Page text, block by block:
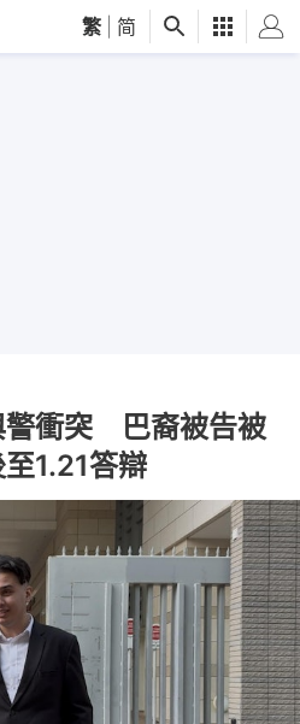
繁 简
警衝突 巴裔被告被
1.21答辯